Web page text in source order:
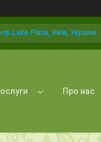
Lake Plaza, Київ, Україна
Про нас